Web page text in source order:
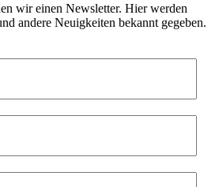
wir einen Newsletter. Hier werden
andere Neuigkeiten bekannt gegeben.